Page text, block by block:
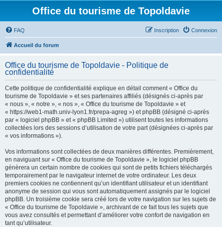
Office du tourisme de Topoldavie
FAQ Connexion
Inscription
Accueil du forum
Office du tourisme de Topoldavie - Politique de
confidentialité
Cette politique de confidentialité explique en détail comment « Office du
tourisme de Topoldavie » et ses partenaires affiliés (désignés ci-après par
« nous », « notre », « nos », « Office du tourisme de Topoldavie » et
« https://web1-math.univ-lyon1.fr/prepa-agreg ») et phpBB (désigné ci-après
par « logiciel phpBB » et « phpBB Limited ») utilisent toutes les informations
collectées lors des sessions d’utilisation de votre part (désignées ci-après par
« vos informations »).
Vos informations sont collectées de deux manières différentes. Premièrement,
en naviguant sur « Office du tourisme de Topoldavie », le logiciel phpBB
génèrera un certain nombre de cookies qui sont de petits fichiers téléchargés
temporairement par le navigateur internet de votre ordinateur. Les deux
premiers cookies ne contiennent qu’un identifiant utilisateur et un identifiant
anonyme de session qui vous sont automatiquement assignés par le logiciel
phpBB. Un troisième cookie sera créé lors de votre navigation sur les sujets de
« Office du tourisme de Topoldavie », archivant de ce fait tous les sujets que
vous avez consultés et permettant d’améliorer votre confort de navigation en
tant qu’utilisateur.